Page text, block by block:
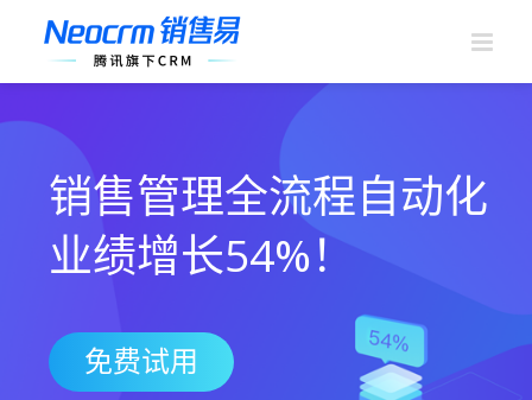
容
销售管理全流程自动化
业绩增长54%！
免费试用